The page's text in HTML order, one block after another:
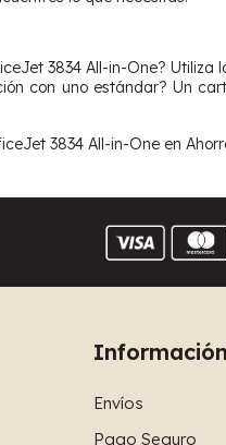
3834 All-in-One? Utiliza
con uno estándar? Un
3834 All-in-One en
Información
Envíos
Pago Seguro